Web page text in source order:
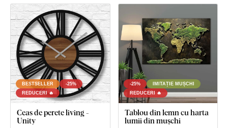
BESTSELLER
-25%
REDUCERI 🔥
Ceas de perete living -
Unity
-25%
IMITAȚIE MUȘCHI
REDUCERI 🔥
Tablou din lemn cu harta
lumii din mușchi